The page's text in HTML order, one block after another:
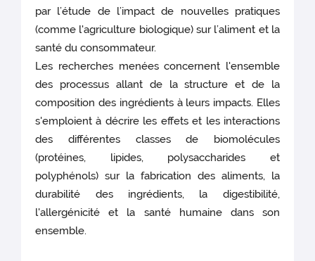
par l’étude de l’impact de nouvelles pratiques
(comme l'agriculture biologique) sur l’aliment et la
santé du consommateur.
Les recherches menées concernent l'ensemble
des processus allant de la structure et de la
composition des ingrédients à leurs impacts. Elles
s'emploient à décrire les effets et les interactions
des différentes classes de biomolécules
(protéines, lipides, polysaccharides et
polyphénols) sur la fabrication des aliments, la
durabilité des ingrédients, la digestibilité,
l'allergénicité et la santé humaine dans son
ensemble.